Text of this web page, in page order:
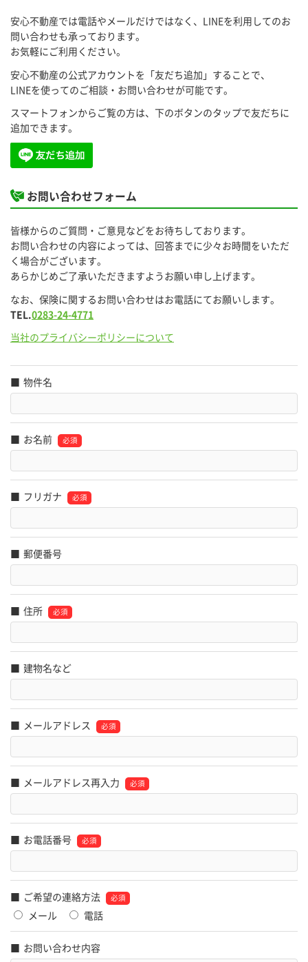
安心不動産では電話やメールだけではなく、LINEを利用してのお
問い合わせも承っております。
お気軽にご利用ください。
安心不動産の公式アカウントを「友だち追加」することで、
LINEを使ってのご相談・お問い合わせが可能です。
スマートフォンからご覧の方は、下のボタンのタップで友だちに
追加できます。
お問い合わせフォーム
皆様からのご質問・ご意見などをお待ちしております。
お問い合わせの内容によっては、回答までに少々お時間をいただ
く場合がございます。
あらかじめご了承いただきますようお願い申し上げます。
なお、保険に関するお問い合わせはお電話にてお願いします。
TEL.0283-24-4771
当社のプライバシーポリシーについて
物件名
お名前
フリガナ
郵便番号
住所
建物名など
メールアドレス
メールアドレス再入力
お電話番号
ご希望の連絡方法
メール
電話
お問い合わせ内容